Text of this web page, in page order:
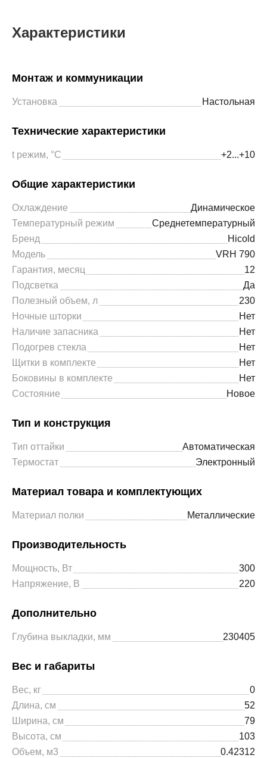
Характеристики
Монтаж и коммуникации
Установка Настольная
Технические характеристики
t режим, °С +2...+10
Общие характеристики
Охлаждение
Динамическое
Температурный режим
Среднетемпературный
Бренд
Hicold
Модель
VRH 790
Гарантия, месяц
12
Подсветка
Да
Полезный объем, л
230
Ночные шторки
Нет
Наличие запасника
Нет
Подогрев стекла
Нет
Щитки в комплекте
Нет
Боковины в комплекте
Нет
Состояние
Новое
Тип и конструкция
Тип оттайки
Автоматическая
Термостат
Электронный
Материал товара и комплектующих
Материал полки Металлические
Производительность
Мощность, Вт
300
Напряжение, В
220
Дополнительно
Глубина выкладки, мм 230405
Вес и габариты
Вес, кг
0
Длина, см
52
Ширина, см
79
Высота, см
103
Объем, м3
0.42312